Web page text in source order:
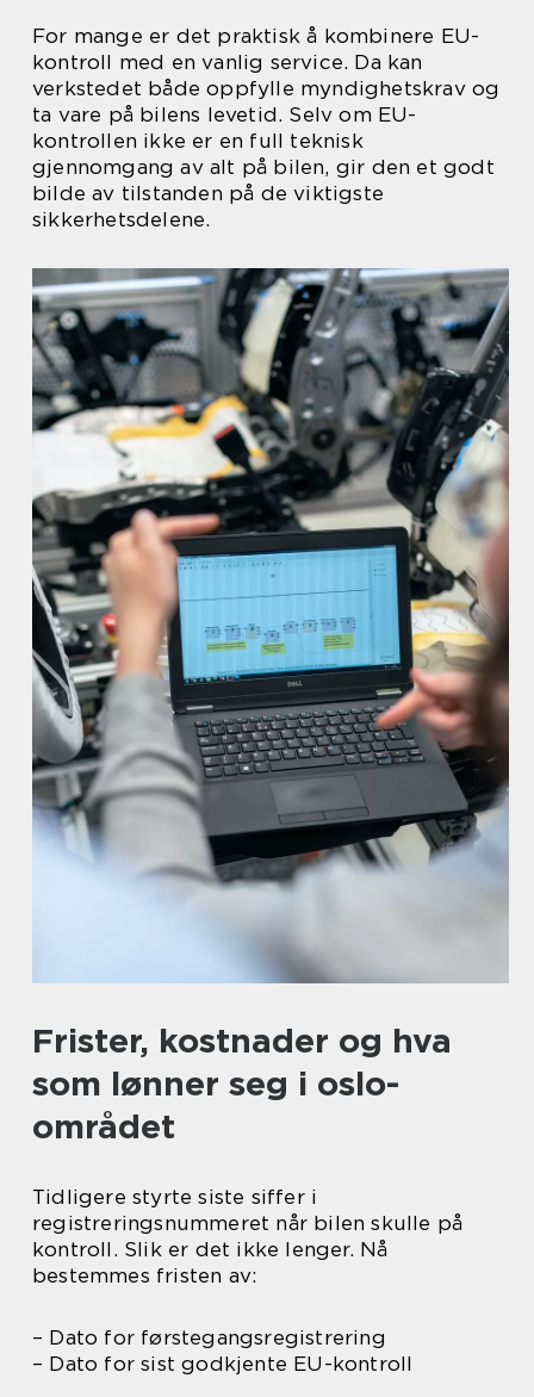
For mange er det praktisk å kombinere EU-
kontroll med en vanlig service. Da kan
verkstedet både oppfylle myndighetskrav og
ta vare på bilens levetid. Selv om EU-
kontrollen ikke er en full teknisk
gjennomgang av alt på bilen, gir den et godt
bilde av tilstanden på de viktigste
sikkerhetsdelene.
Frister, kostnader og hva
som lønner seg i oslo-
området
Tidligere styrte siste siffer i
registreringsnummeret når bilen skulle på
kontroll. Slik er det ikke lenger. Nå
bestemmes fristen av:
– Dato for førstegangsregistrering
– Dato for sist godkjente EU-kontroll